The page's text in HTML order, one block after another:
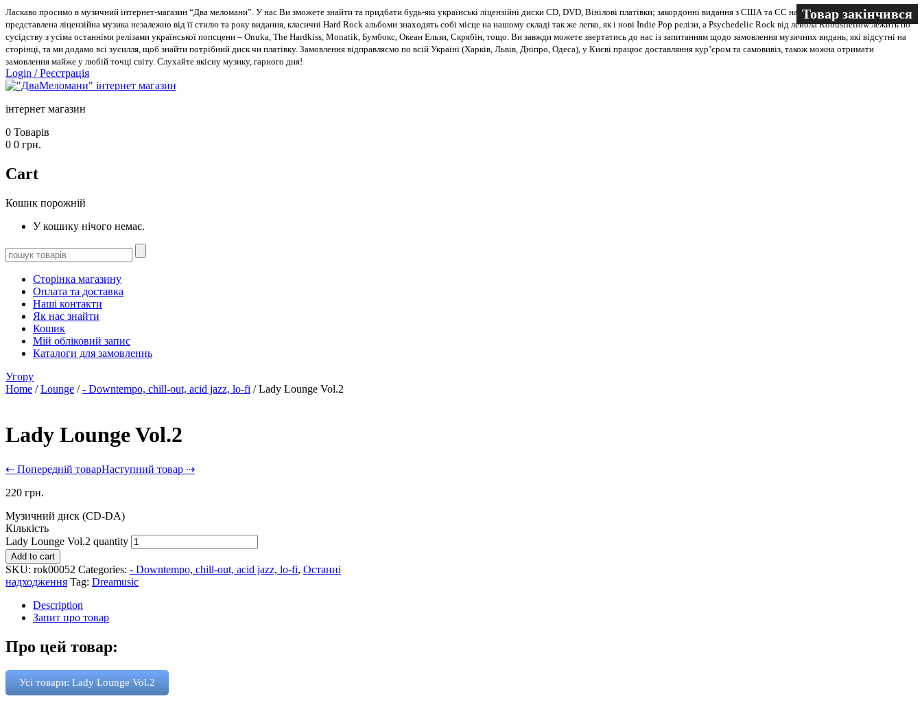
Ласкаво просимо в музичний інтернет-магазин “Два меломани”. У нас Ви зможете знайти та придбати будь-які українські ліцензійні диски CD, DVD, Вінілові платівки; закордонні видання з США та ЄС на всіх носіях. В магазині
представлена ліцензійна музика незалежно від її стилю та року видання, класичні Hard Rock альбоми знаходять собі місце на нашому складі так же легко, як і нові Indie Pop релізи, а Psychedelic Rock від лейбла Robustfellow лежить по
сусідству з усіма останніми релізами української попсцени – Onuka, The Hardkiss, Monatik, Бумбокс, Океан Ельзи, Скрябін, тощо. Ви завжди можете звертатись до нас із запитанням щодо замовлення музичних видань, які відсутні на
сторінці, та ми додамо всі зусилля, щоб знайти потрібний диск чи платівку. Замовлення відправляємо по всій Україні (Харків, Львів, Дніпро, Одеса), у Києві працює доставляння кур’єром та самовивіз, також можна отримати
замовлення майже у любій точці світу. Слухайте якісну музику, гарного дня!
Login /Реєстрація
інтернет магазин
0 Товарів
0 0 грн.
Cart
Кошик порожній
У кошику нічого немає.
Сторінка магазину
Оплата та доставка
Наші контакти
Як нас знайти
Кошик
Мій обліковий запис
Каталоги для замовленнь
Угору
Home /Lounge /- Downtempo, chill-out, acid jazz, lo-fi / Lady Lounge Vol.2
Lady Lounge Vol.2
⇠ Попередній товарНаступний товар ⇢
220 грн.
Музичний диск (CD-DA)
Кількість
Lady Lounge Vol.2 quantity
Add to cart
SKU: rok00052 Categories: - Downtempo, chill-out, acid jazz, lo-fi, Останні
надходження Tag: Dreamusic
Description
Запит про товар
Про цей товар:
Усі товари: Lady Lounge Vol.2
Товар закінчився
Товар закінчився